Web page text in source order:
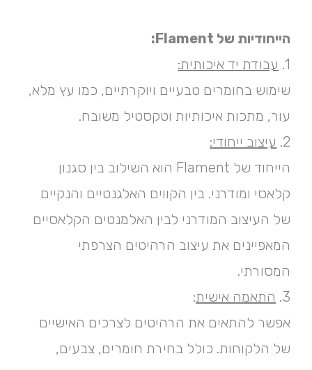
הייחודיות של Flament:
1. עבודת יד איכותית:
שימוש בחומרים טבעיים ויוקרתיים, כמו עץ מלא,
עור, מתכות איכותיות וטקסטיל משובח.
2. עיצוב ייחודי:
הייחוד של Flament הוא השילוב בין סגנון
קלאסי ומודרני. בין הקווים האלגנטיים והנקיים
של העיצוב המודרני לבין האלמנטים הקלאסיים
המאפיינים את עיצוב הרהיטים הצרפתי
המסורתי.
3. התאמה אישית:
אפשר להתאים את הרהיטים לצרכים האישיים
של הלקוחות. כולל בחירת חומרים, צבעים,